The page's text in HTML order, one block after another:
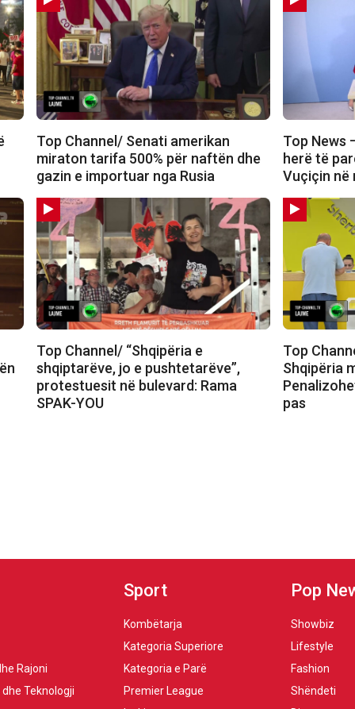
Top Channel/ Senati amerikan
miraton tarifa 500% për naftën dhe
gazin e importuar nga Rusia
Top News
herë të
Vuçiçin në
Top Channel/ “Shqipëria e
shqiptarëve, jo e pushtetarëve”,
protestuesit në bulevard: Rama
SPAK-YOU
Top
Shqipëria
pas
Rajoni
Teknologji
Sport
Kombëtarja
Kategoria Superiore
Kategoria e Parë
Premier League
Pop
Showbiz
Lifestyle
Fashion
Shëndeti